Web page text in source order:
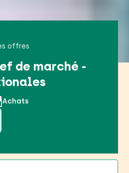
offres
de marché -
Achats